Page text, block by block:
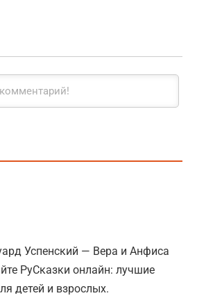
Успенский — Вера и Анфиса
РуСказки онлайн: лучшие
детей и взрослых.